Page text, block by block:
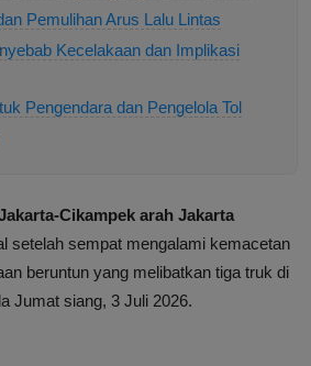
Pemulihan Arus Lalu Lintas
Kecelakaan dan Implikasi
Pengendara dan Pengelola Tol
Cikampek arah Jakarta
setelah sempat mengalami kemacetan
beruntun yang melibatkan tiga truk di
Jumat siang, 3 Juli 2026.